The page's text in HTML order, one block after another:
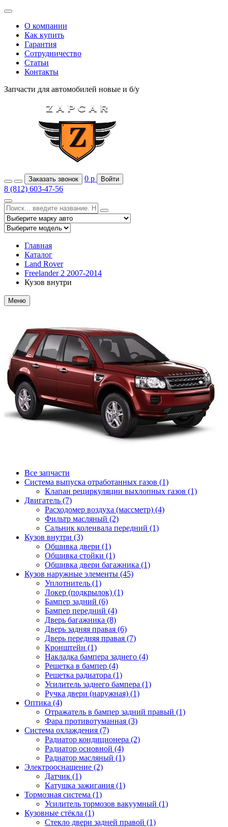
О компании
Как купить
Гарантия
Сотрудничество
Статьи
Контакты
Запчасти для автомобилей новые и б/у
Заказать звонок 0 р Войти
8 (812) 603-47-56
Главная
Каталог
Land Rover
Freelander 2 2007-2014
Кузов внутри
Меню
Все запчасти
Система выпуска отработанных газов (1)
Клапан рециркуляции выхлопных газов (1)
Двигатель (7)
Расходомер воздуха (массметр) (4)
Фильтр масляный (2)
Сальник коленвала передний (1)
Кузов внутри (3)
Обшивка двери (1)
Обшивка стойки (1)
Обшивка двери багажника (1)
Кузов наружные элементы (45)
Уплотнитель (1)
Локер (подкрылок) (1)
Бампер задний (6)
Бампер передний (4)
Дверь багажника (8)
Дверь задняя правая (6)
Дверь передняя правая (7)
Кронштейн (1)
Накладка бампера заднего (4)
Решетка в бампер (4)
Решетка радиатора (1)
Усилитель заднего бампера (1)
Ручка двери (наружная) (1)
Оптика (4)
Отражатель в бампер задний правый (1)
Фара противотуманная (3)
Система охлаждения (7)
Радиатор кондиционера (2)
Радиатор основной (4)
Радиатор масляный (1)
Электрооснащение (2)
Датчик (1)
Катушка зажигания (1)
Тормозная система (1)
Усилитель тормозов вакуумный (1)
Кузовные стёкла (1)
Стекло двери задней правой (1)